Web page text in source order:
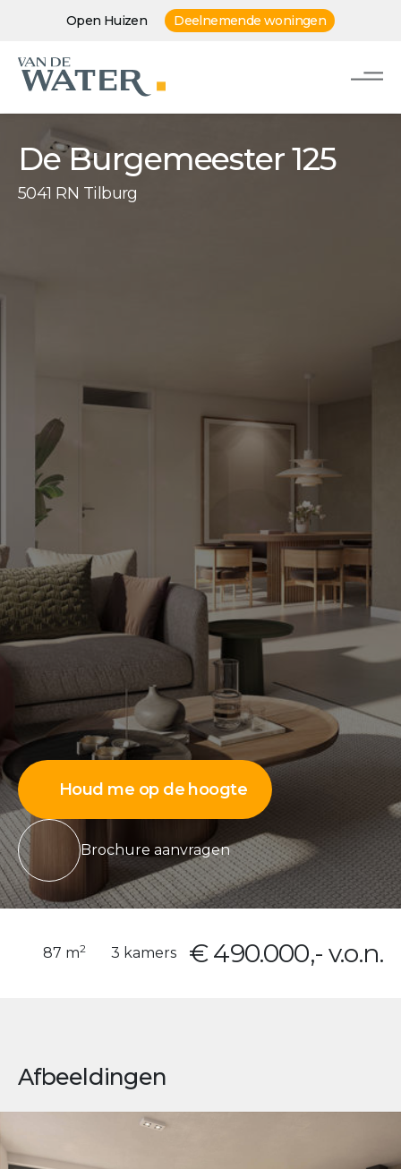
Open Huizen Deelnemende woningen
De Burgemeester 125
5041 RN Tilburg
Houd me op de hoogte
Brochure aanvragen
87 m2 3 kamers € 490.000,- v.o.n.
Afbeeldingen